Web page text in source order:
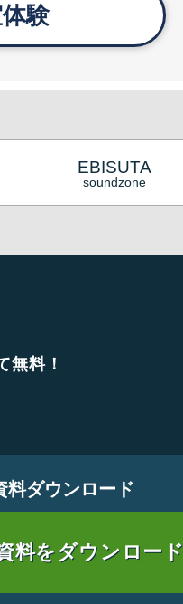
験
EBISUTA
soundzone
無料！
料ダウンロード
料をダウンロード